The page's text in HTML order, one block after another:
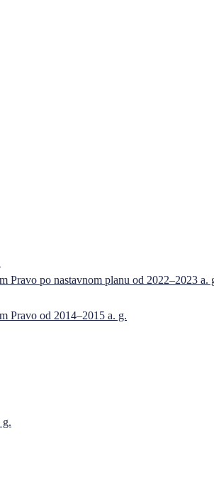
Pravo po nastavnom planu od 2022–2023 a.
Pravo od 2014–2015 a. g.
g.